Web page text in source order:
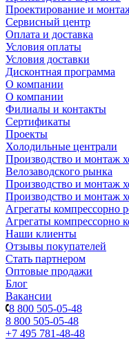
Проектирование и
Сервисный центр
Оплата и доставка
Условия оплаты
Условия доставки
Дисконтная программа
О компании
О компании
Филиалы и контакты
Сертификаты
Проекты
Холодильные централи
Производство и монтаж
Велозаводского рынка
Производство и монтаж
Производство и монтаж
Агрегаты компрессорно
Агрегаты компрессорно
Наши клиенты
Отзывы покупателей
Стать партнером
Оптовые продажи
Блог
Вакансии
8 800 505-05-48
8 800 505-05-48
+7 495 781-48-48